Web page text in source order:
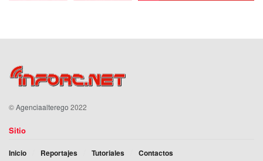
©Agenciaalterego 2022
Sitio
Inicio Reportajes Tutoriales Contactos